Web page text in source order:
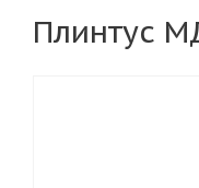
Плинтус